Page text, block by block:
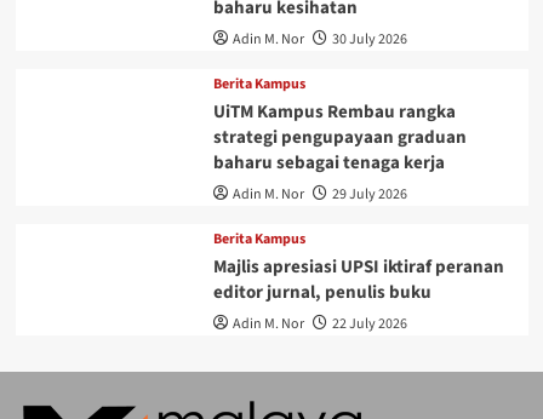
baharu kesihatan
Adin M. Nor 30 July 2026
Berita Kampus
UiTM Kampus Rembau rangka
strategi pengupayaan graduan
baharu sebagai tenaga kerja
Adin M. Nor 29 July 2026
Berita Kampus
Majlis apresiasi UPSI iktiraf peranan
editor jurnal, penulis buku
Adin M. Nor 22 July 2026